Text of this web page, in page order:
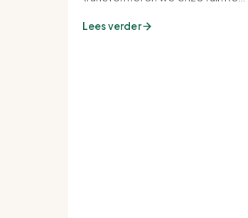
buurt.
Lees verder